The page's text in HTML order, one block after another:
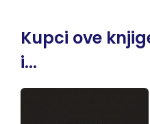
Kupci ove
i...